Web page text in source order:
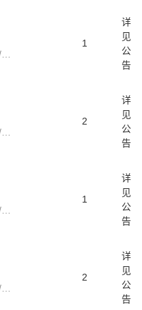
1
详
见
公
告
2
详
见
公
告
1
详
见
公
告
2
详
见
公
告